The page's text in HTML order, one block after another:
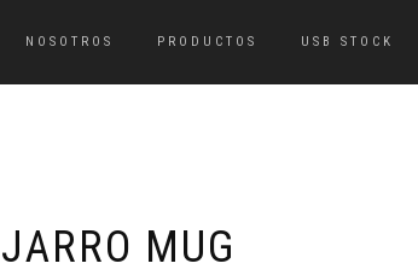
NOSOTROS PRODUCTOS USB STOCK
JARRO MUG